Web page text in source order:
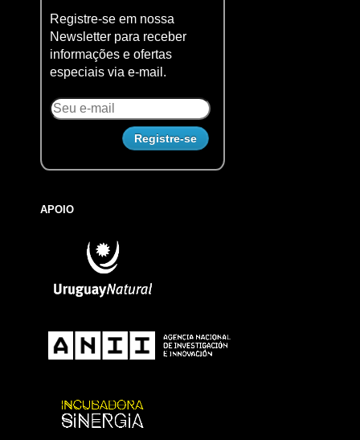
Registre-se em nossa
Newsletter para receber
informações e ofertas
especiais via e-mail.
APOIO